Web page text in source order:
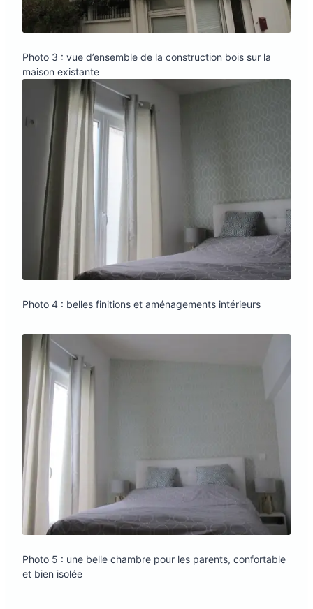
Photo 3 : vue d’ensemble de la construction bois sur la
maison existante
Photo 4 : belles finitions et aménagements intérieurs
Photo 5 : une belle chambre pour les parents, confortable
et bien isolée